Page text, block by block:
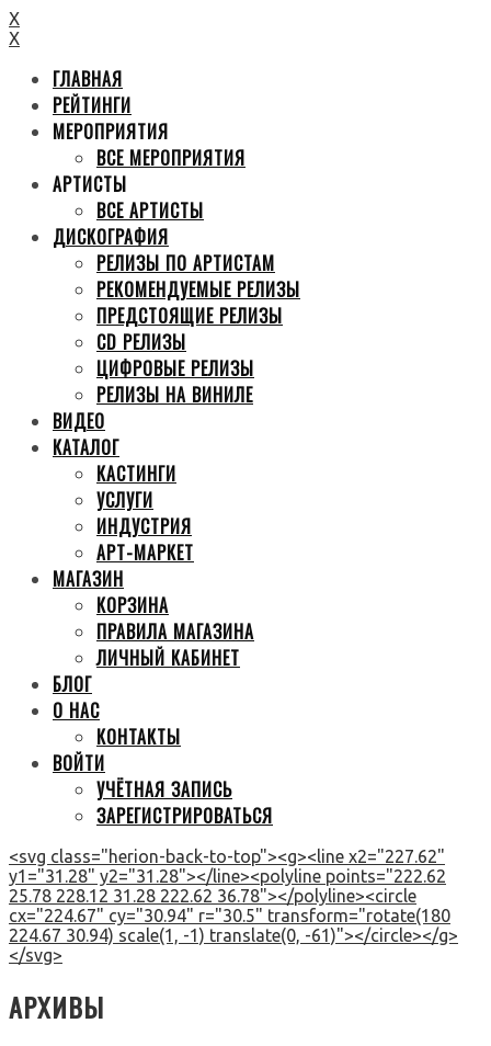
X
X
ГЛАВНАЯ
РЕЙТИНГИ
МЕРОПРИЯТИЯ
ВСЕ МЕРОПРИЯТИЯ
АРТИСТЫ
ВСЕ АРТИСТЫ
ДИСКОГРАФИЯ
РЕЛИЗЫ ПО АРТИСТАМ
РЕКОМЕНДУЕМЫЕ РЕЛИЗЫ
ПРЕДСТОЯЩИЕ РЕЛИЗЫ
CD РЕЛИЗЫ
ЦИФРОВЫЕ РЕЛИЗЫ
РЕЛИЗЫ НА ВИНИЛЕ
ВИДЕО
КАТАЛОГ
КАСТИНГИ
УСЛУГИ
ИНДУСТРИЯ
АРТ-МАРКЕТ
МАГАЗИН
КОРЗИНА
ПРАВИЛА МАГАЗИНА
ЛИЧНЫЙ КАБИНЕТ
БЛОГ
О НАС
КОНТАКТЫ
ВОЙТИ
УЧЁТНАЯ ЗАПИСЬ
ЗАРЕГИСТРИРОВАТЬСЯ
<svg class="herion-back-to-top"><g><line x2="227.62"
y1="31.28" y2="31.28"></line><polyline points="222.62
25.78 228.12 31.28 222.62 36.78"></polyline><circle
cx="224.67" cy="30.94" r="30.5" transform="rotate(180
224.67 30.94) scale(1, -1) translate(0, -61)"></circle></g>
</svg>
АРХИВЫ